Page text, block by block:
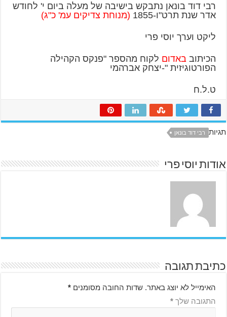
רבי דוד בונאן נתבקש בישיבה של מעלה ביום י' לחודש
אדר שנת תרט"ו-1855
(מנוחת צדיקים עמ' כ"ג)
ליקט וערך יוסי פרי
הכיתוב באדום לקוח מהספר "פנקס הקהילה
הפורטוגיזית "-יצחק אברהמי
ט.ל.ח
תגיות רבי דוד בונאן
אודות יוסי פרי
כתיבת תגובה
האימייל לא יוצג באתר. שדות החובה מסומנים*
התגובה שלך*